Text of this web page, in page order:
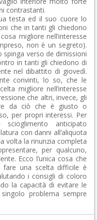
contrastanti.
testa ed il suo cuore lo
che in tanti gli chiedono
migliore nell’interesse
non è un segreto).
verso de dimissioni
in tanti gli chiedono di
nel dibattito di giovedì.
convinti, lo so, che le
migliore nell’interesse
che altri, invece, gli
da ciò che è giusto o
per propri interessi. Per
anticipato
con danni all’aliquota
volta la rinunzia completa
per qualcuno,
Ecco l’unica cosa che
una scelta difficile è
i consigli di coloro
la capacità di evitare le
problema sempre